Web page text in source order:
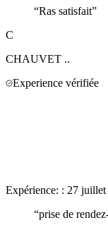
“Ras satisfait”
C
CHAUVET ..
Experience vérifiée
Expérience: : 27 juillet
“prise de